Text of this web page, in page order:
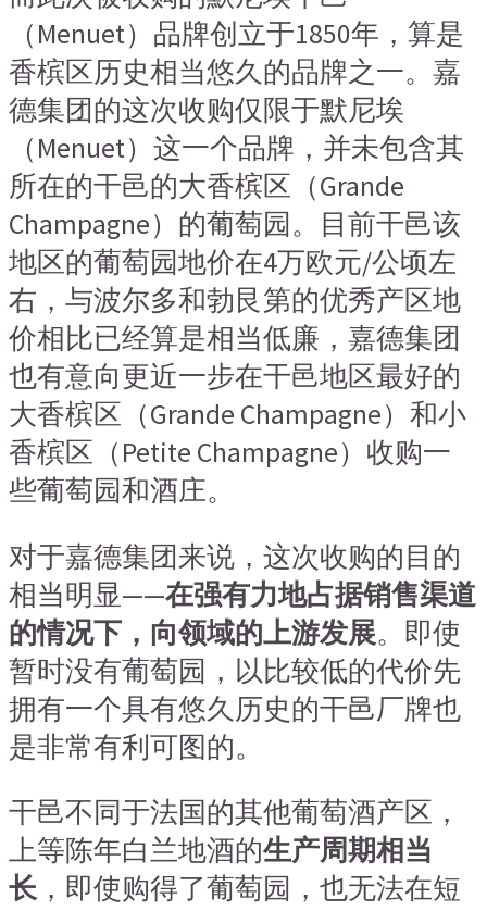
（Menuet）品牌创立于1850年，算是
香槟区历史相当悠久的品牌之一。嘉
德集团的这次收购仅限于默尼埃
（Menuet）这一个品牌，并未包含其
所在的干邑的大香槟区（Grande
Champagne）的葡萄园。目前干邑该
地区的葡萄园地价在4万欧元/公顷左
右，与波尔多和勃艮第的优秀产区地
价相比已经算是相当低廉，嘉德集团
也有意向更近一步在干邑地区最好的
大香槟区（Grande Champagne）和小
香槟区（Petite Champagne）收购一
些葡萄园和酒庄。
对于嘉德集团来说，这次收购的目的
相当明显——在强有力地占据销售渠道
的情况下，向领域的上游发展。即使
暂时没有葡萄园，以比较低的代价先
拥有一个具有悠久历史的干邑厂牌也
是非常有利可图的。
干邑不同于法国的其他葡萄酒产区，
上等陈年白兰地酒的生产周期相当
长，即使购得了葡萄园，也无法在短